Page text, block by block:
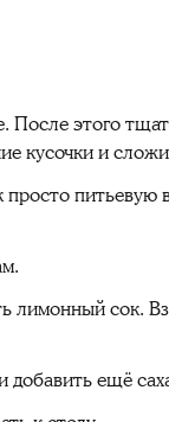
После этого
кусочки и
питьевую
лимонный сок.
ещё